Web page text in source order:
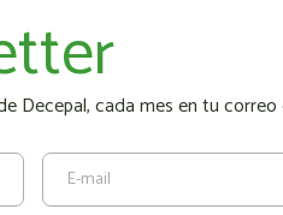
Decepal, cada mes en tu